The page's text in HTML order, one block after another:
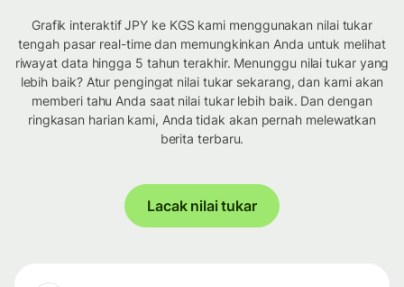
Grafik interaktif JPY ke KGS kami menggunakan nilai tukar
tengah pasar real-time dan memungkinkan Anda untuk melihat
riwayat data hingga 5 tahun terakhir. Menunggu nilai tukar yang
lebih baik? Atur pengingat nilai tukar sekarang, dan kami akan
memberi tahu Anda saat nilai tukar lebih baik. Dan dengan
ringkasan harian kami, Anda tidak akan pernah melewatkan
berita terbaru.
Lacak nilai tukar